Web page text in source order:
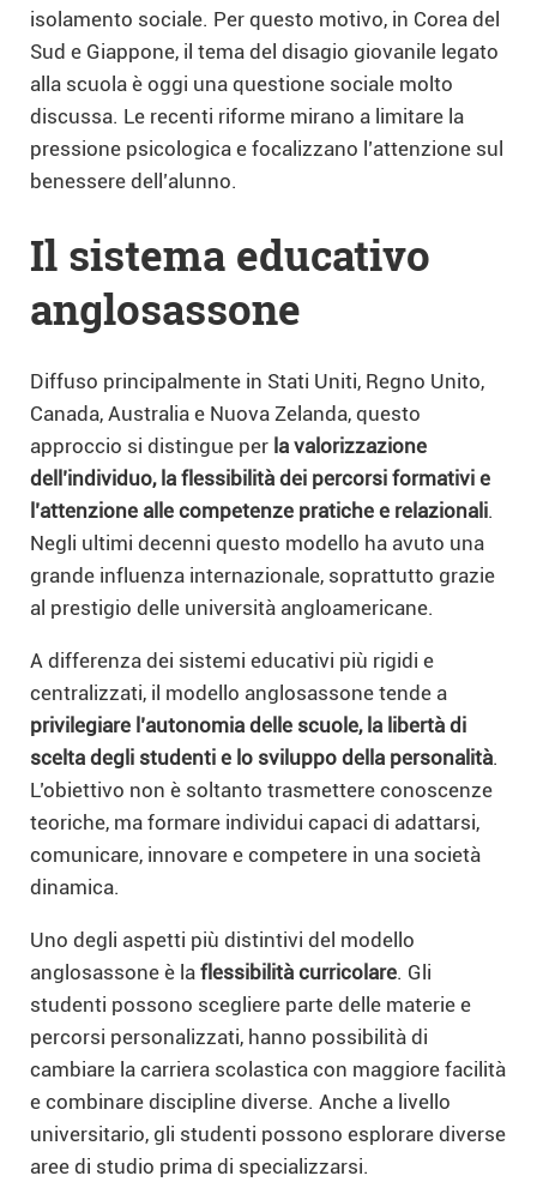
isolamento sociale. Per questo motivo, in Corea del
Sud e Giappone, il tema del disagio giovanile legato
alla scuola è oggi una questione sociale molto
discussa. Le recenti riforme mirano a limitare la
pressione psicologica e focalizzano l’attenzione sul
benessere dell’alunno.
Il sistema educativo
anglosassone
Diffuso principalmente in Stati Uniti, Regno Unito,
Canada, Australia e Nuova Zelanda, questo
approccio si distingue per la valorizzazione
dell’individuo, la flessibilità dei percorsi formativi e
l’attenzione alle competenze pratiche e relazionali.
Negli ultimi decenni questo modello ha avuto una
grande influenza internazionale, soprattutto grazie
al prestigio delle università angloamericane.
A differenza dei sistemi educativi più rigidi e
centralizzati, il modello anglosassone tende a
privilegiare l’autonomia delle scuole, la libertà di
scelta degli studenti e lo sviluppo della personalità.
L’obiettivo non è soltanto trasmettere conoscenze
teoriche, ma formare individui capaci di adattarsi,
comunicare, innovare e competere in una società
dinamica.
Uno degli aspetti più distintivi del modello
anglosassone è la flessibilità curricolare. Gli
studenti possono scegliere parte delle materie e
percorsi personalizzati, hanno possibilità di
cambiare la carriera scolastica con maggiore facilità
e combinare discipline diverse. Anche a livello
universitario, gli studenti possono esplorare diverse
aree di studio prima di specializzarsi.